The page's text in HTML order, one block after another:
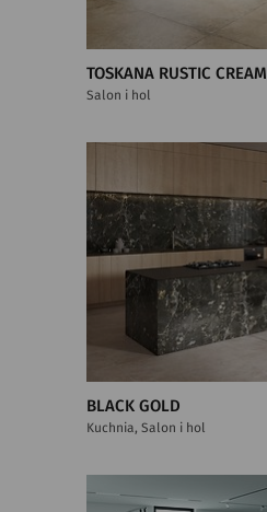
TOSKANA RUSTIC CREAM
Salon i hol
BLACK GOLD
Kuchnia, Salon i hol